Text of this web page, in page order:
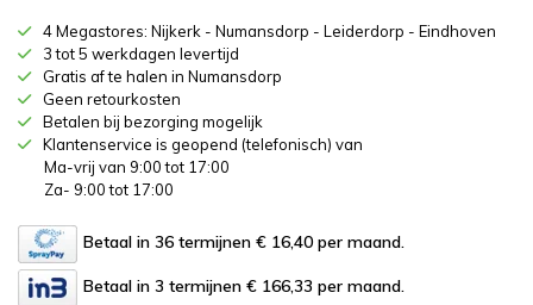
4 Megastores: Nijkerk - Numansdorp - Leiderdorp - Eindhoven
3 tot 5 werkdagen levertijd
Gratis af te halen in Numansdorp
Geen retourkosten
Betalen bij bezorging mogelijk
Klantenservice is geopend (telefonisch) van
Ma-vrij van 9:00 tot 17:00
Za- 9:00 tot 17:00
Betaal in 36 termijnen € 16,40 per maand.
Betaal in 3 termijnen € 166,33 per maand.